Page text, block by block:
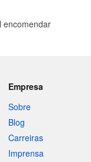
encomendar
Empresa
Sobre
Blog
Carreiras
Imprensa